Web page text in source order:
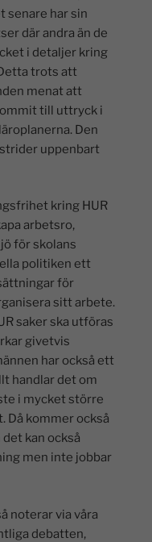
senare har sin
där andra än de
i detaljer kring
trots att
menat att
till uttryck i
Den
uppenbart
kring HUR
arbetsro,
för skolans
politiken ett
för
sitt arbete.
saker ska utföras
givetvis
har också ett
handlar det om
i mycket större
Då kommer också
kan också
men inte jobbar
noterar via våra
debatten,